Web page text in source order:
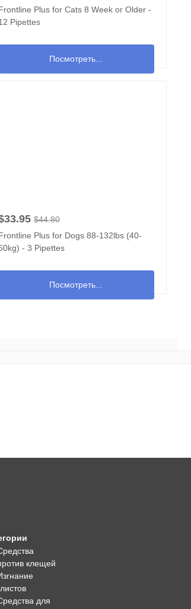
Plus for Cats 8 Week or Older -
Pipettes
Посмотреть...
$44.80
Plus for Dogs 88-132lbs (40-
- 3 Pipettes
Посмотреть...
клещей
для